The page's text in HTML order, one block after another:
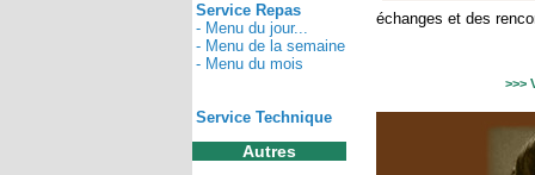
Service Repas
- Menu du jour...
- Menu de la semaine
- Menu du mois
Service Technique
Autres
échanges et des
>>>